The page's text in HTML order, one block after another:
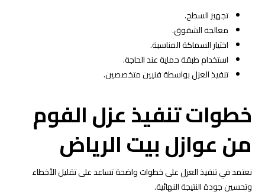
تجهيز السطح.
معالجة الشقوق.
اختيار السماكة المناسبة.
استخدام طبقة حماية عند الحاجة.
تنفيذ العزل بواسطة فنيين متخصصين.
خطوات تنفيذ عزل الفوم
من عوازل بيت الرياض
نعتمد في تنفيذ العزل على خطوات واضحة تساعد على تقليل الأخطاء
وتحسين جودة النتيجة النهائية.